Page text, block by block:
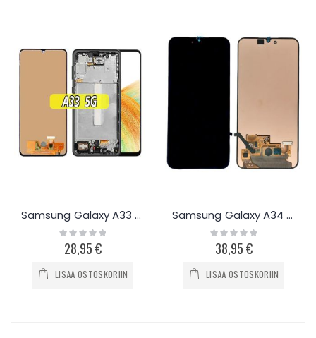
Samsung Galaxy A33 5G näyttö
Rating:
0%
28,95 €
LISÄÄ OSTOSKORIIN
Samsung Galaxy A34 5G näyttö
Rating:
0%
38,95 €
LISÄÄ OSTOSKORIIN